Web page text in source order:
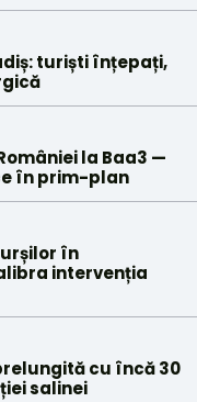
turiști înțepați,
la Baa3 —
în prim-plan
în
intervenția
cu încă 30
salinei